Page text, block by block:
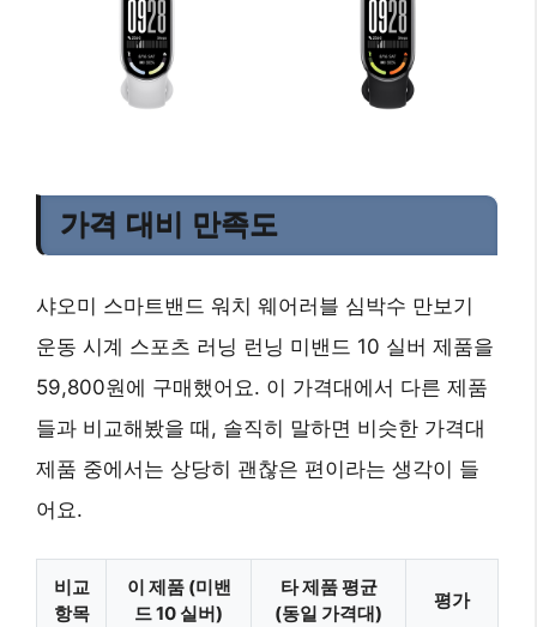
가격 대비 만족도
샤오미 스마트밴드 워치 웨어러블 심박수 만보기
운동 시계 스포츠 러닝 런닝 미밴드 10 실버 제품을
59,800원에 구매했어요. 이 가격대에서 다른 제품
들과 비교해봤을 때, 솔직히 말하면 비슷한 가격대
제품 중에서는 상당히 괜찮은 편이라는 생각이 들
어요.
비교
항목
이 제품 (미밴
드 10 실버)
타 제품 평균
(동일 가격대)
평가